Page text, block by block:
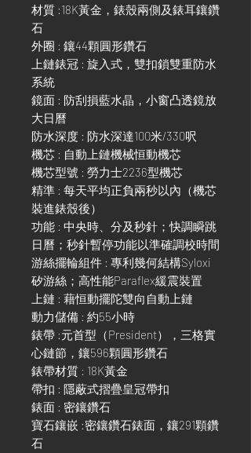
材質 :18K黃金，錶殼兩側及錶耳鑲鑽
石
外圈 : 鑲44顆圓形鑽石
上鏈錶冠 : 旋入式，雙扣鎖雙重防水
系統
鏡面 : 防刮損藍水晶，小窗凸透鏡放
大日曆
防水深度 : 防水深達100米/330呎
機芯 : 自動上鏈機械恒動機芯
機芯型號 : 勞力士2236型機芯
精準 : 每天平均正負兩秒以內（機芯
裝進錶殼後）
功能 : 中央時、分及秒針；快調瞬跳
日曆；秒針暫停功能以準確調校時間
游絲擺輪組件 : 專利幾何結構Syloxi
矽游絲；高性能Paraflex緩震裝置
上鏈 : 藉恒動擺陀雙向自動上鏈
動力儲備 : 約55小時
錶帶 :元首型（President），三格實
心鏈節，鑲596顆圓形鑽石
錶帶材質 : 18K黃金
帶扣 : 隱蔽式摺疊皇冠帶扣
錶面 : 密鑲鑽石
寶石鑲嵌 :密鑲鑽石錶面，鑲291顆鑽
石